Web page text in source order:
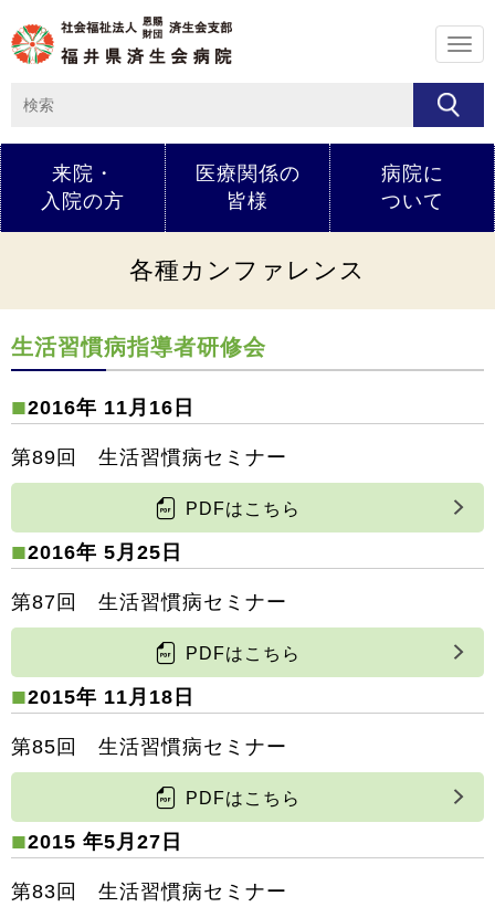
メ
ニ
ュ
来院・
入院の方
医療関係の
皆様
病院に
ついて
各種カンファレンス
生活習慣病指導者研修会
2016年 11月16日
第89回 生活習慣病セミナー
PDFはこちら
2016年 5月25日
第87回 生活習慣病セミナー
PDFはこちら
2015年 11月18日
第85回 生活習慣病セミナー
PDFはこちら
2015 年5月27日
第83回 生活習慣病セミナー